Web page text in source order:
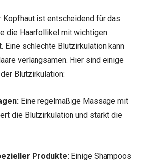
Kopfhaut ist entscheidend für das
die Haarfollikel mit wichtigen
Eine schlechte Blutzirkulation kann
verlangsamen. Hier sind einige
Blutzirkulation:
Eine regelmäßige Massage mit
die Blutzirkulation und stärkt die
Produkte:Einige Shampoos